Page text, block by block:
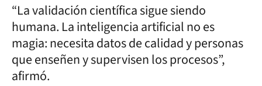
“La validación científica sigue siendo
humana. La inteligencia artificial no es
magia: necesita datos de calidad y personas
que enseñen y supervisen los procesos”,
afirmó.